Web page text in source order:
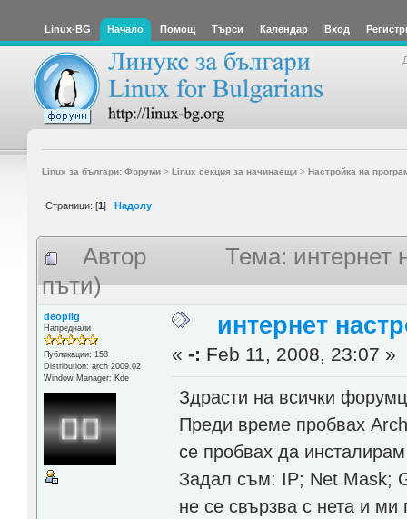
Linux-BG Начало Помощ Търси Календар Вход
Linux за българи: Форуми> Linux секция за начинаещи> Настройка на
Страници: [1] Надолу
Автор
Тема: интернет
пъти)
deoplig
Напреднали
Публикации: 158
Distribution: arch 2009.02
Window Manager: Kde
интернет
«-: Feb 11, 2008, 23:07 »
Здрасти на всички
Преди време пробвах
се пробвах да
Задал съм: IP; Net Mask;
не се свързва с нета и